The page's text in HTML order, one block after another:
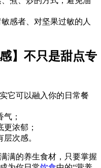
感者、对坚果过敏的人
】不只是甜点专
它可以融入你的日常餐
；
浓郁；
次感。
满的养生食材，只要掌握